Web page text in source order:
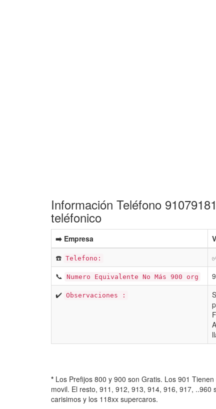
Información Teléfono
teléfonico
➡️ Empresa
☎️ Telefono:
📞 Numero Equivalente No Más 900 org
✔️ Observaciones :
* Los Prefijos 800 y 900 son Gratis. Los 901
movil. El resto, 911, 912, 913, 914, 916, 917, ..960
carisimos y los 118xx supercaros.